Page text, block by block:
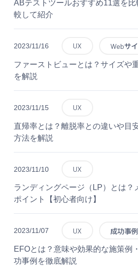
ABテストツールおすすめ11選を
較して紹介
2023/11/16 UX Webサ
ファーストビューとは？サイズや
を解説
2023/11/15 UX
直帰率とは？離脱率との違いや目
方法を解説
2023/11/10 UX
ランディングページ（LP）とは？
ポイント【初心者向け】
2023/11/07 UX 成功事例
EFOとは？意味や効果的な施策例
功事例を徹底解説